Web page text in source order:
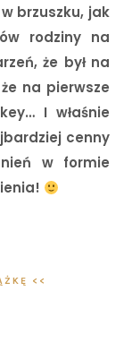
brzuszku, jak
rodziny na
że był na
na pierwsze
I właśnie
cenny
w formie
<<